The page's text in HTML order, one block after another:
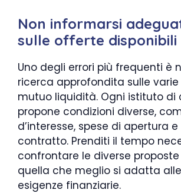
Non informarsi
sulle offerte disponibili
Uno degli errori più frequenti è
ricerca approfondita sulle
mutuo liquidità. Ogni istituto di
propone condizioni diverse,
d’interesse, spese di apertura
contratto. Prenditi il tempo
confrontare le diverse
quella che meglio si adatta
esigenze finanziarie.